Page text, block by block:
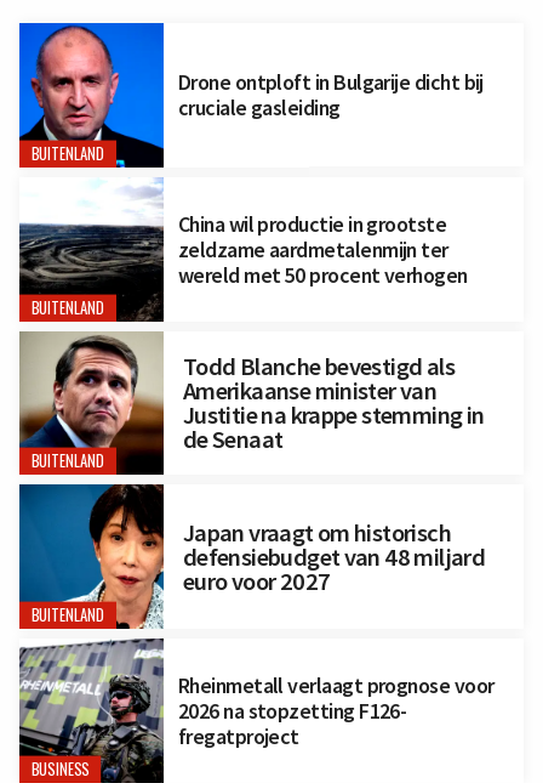
BUITENLAND
Drone ontploft in Bulgarije dicht bij
cruciale gasleiding
BUITENLAND
China wil productie in grootste
zeldzame aardmetalenmijn ter
wereld met 50 procent verhogen
BUITENLAND
Todd Blanche bevestigd als
Amerikaanse minister van
Justitie na krappe stemming in
de Senaat
BUITENLAND
Japan vraagt om historisch
defensiebudget van 48 miljard
euro voor 2027
BUSINESS
Rheinmetall verlaagt prognose voor
2026 na stopzetting F126-
fregatproject